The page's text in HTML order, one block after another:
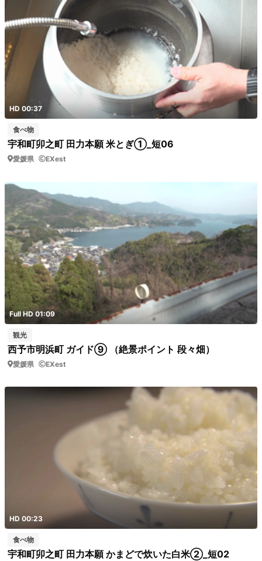
HD 00:37
食べ物
宇和町卯之町 田力本願 米とぎ①_短06
愛媛県 EXest
Full HD 01:09
観光
西予市明浜町 ガイド⑨ （絶景ポイント 段々畑）
愛媛県 EXest
HD 00:23
食べ物
宇和町卯之町 田力本願 かまどで炊いた白米②_短02